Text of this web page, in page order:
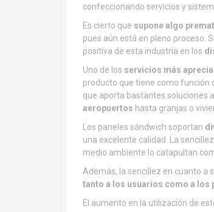
confeccionando servicios y
Es cierto que supone algo
pues aún está en pleno proceso.
positiva de esta industria en los
Uno de los servicios más
producto que tiene como función
que aporta bastantes soluciones
aeropuertos hasta granjas o
Los paneles sándwich soportan
una excelente calidad. La
medio ambiente lo catapultan
Además, la sencillez en cuanto a
tanto a los usuarios como a
El aumento en la utilización de